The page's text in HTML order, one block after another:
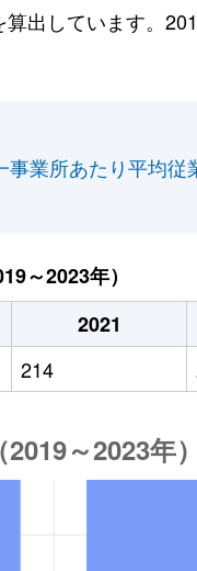
出しています。
事業所あたり平均従
～2023年）
2021
214